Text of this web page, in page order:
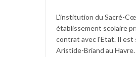
L'institution du Sacré-
établissement scolaire
contrat avec l'Etat. Il est
Aristide-Briand au Havre.